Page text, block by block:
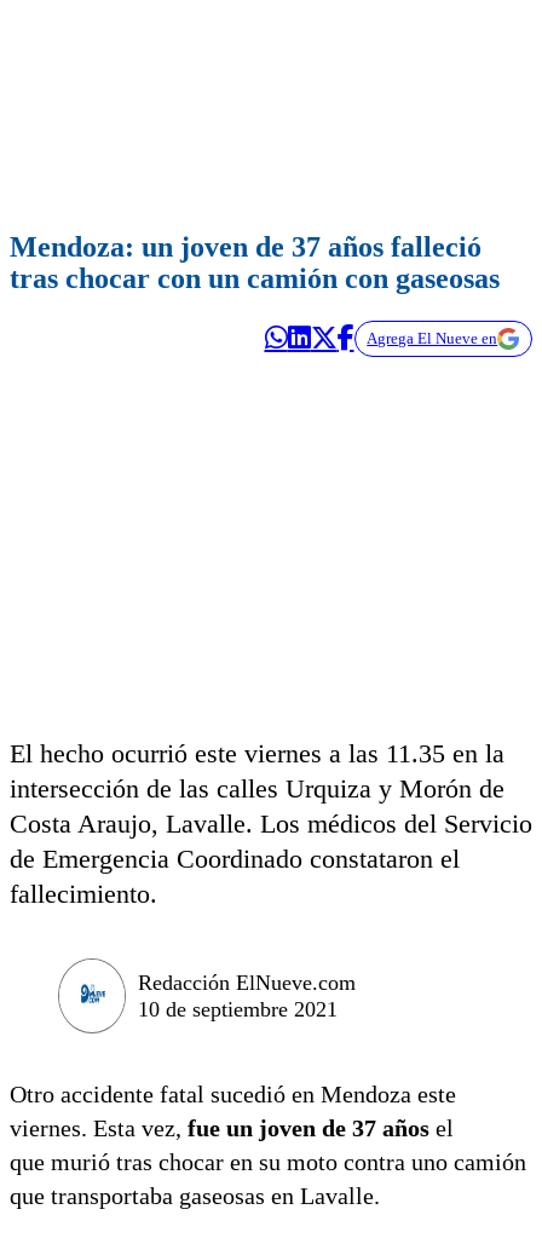
Mendoza: un joven de 37 años falleció
tras chocar con un camión con gaseosas
Agrega El Nueve en
El hecho ocurrió este viernes a las 11.35 en la
intersección de las calles Urquiza y Morón de
Costa Araujo, Lavalle. Los médicos del Servicio
de Emergencia Coordinado constataron el
fallecimiento.
Redacción ElNueve.com
10 de septiembre 2021
Otro accidente fatal sucedió en Mendoza este
viernes. Esta vez, fue un joven de 37 años el
que murió tras chocar en su moto contra uno camión
que transportaba gaseosas en Lavalle.